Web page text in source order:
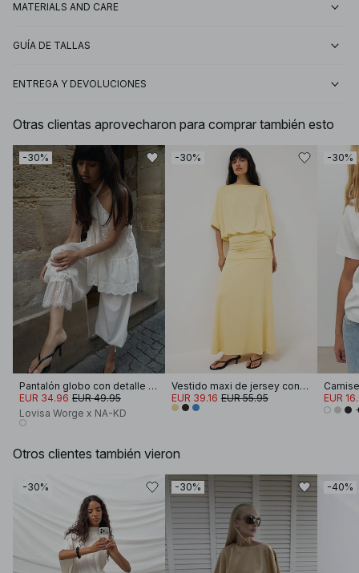
MATERIALS AND CARE
GUÍA DE TALLAS
ENTREGA Y DEVOLUCIONES
Otras clientas aprovecharon para comprar también esto
-30%
Pantalón globo con detalle de encaje
EUR 34.96 EUR 49.95
Lovisa Worge x NA-KD
-30%
Vestido maxi de jersey con panel en la cadera
EUR 39.16 EUR 55.95
-30%
EUR
Otros clientes también vieron
-30% -30% -40%